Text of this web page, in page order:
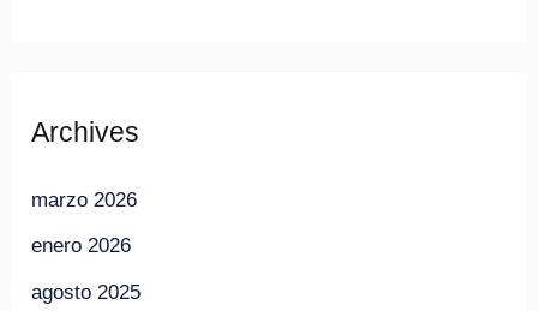
Archives
marzo 2026
enero 2026
agosto 2025